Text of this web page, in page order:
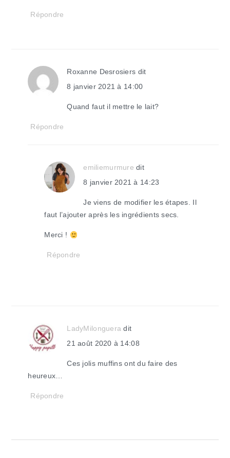
Répondre
Roxanne Desrosiers dit
8 janvier 2021 à 14:00
Quand faut il mettre le lait?
Répondre
emiliemurmure dit
8 janvier 2021 à 14:23
Je viens de modifier les étapes. Il
faut l’ajouter après les ingrédients secs.
Merci !
Répondre
LadyMilonguera dit
21 août 2020 à 14:08
Ces jolis muffins ont du faire des
heureux…
Répondre